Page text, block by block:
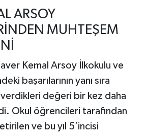
ARSOY
MUHTEŞEM
Kemal Arsoy İlkokulu ve
başarılarının yanı sıra
değeri bir kez daha
Okul öğrencileri tarafından
ve bu yıl 5’incisi